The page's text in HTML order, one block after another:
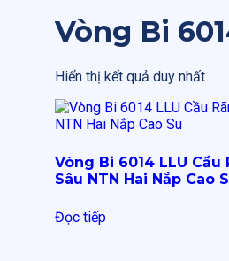
Vòng Bi
Hiển thị kết quả duy nhất
Vòng Bi 6014 LLU Cầu
Sâu NTN Hai Nắp Cao
Đọc tiếp